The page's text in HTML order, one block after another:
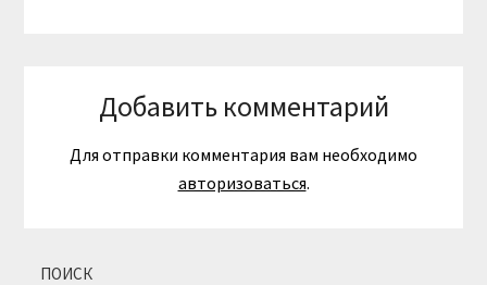
Добавить комментарий
Для отправки комментария вам необходимо
авторизоваться.
ПОИСК